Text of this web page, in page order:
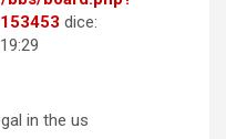
dice:
in the us